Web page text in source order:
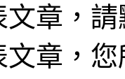
章，
文章，